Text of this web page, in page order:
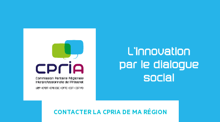
La CPRIA : un espace unique de dialogue
entre représentants des salariés et des
employeurs de l’artisanat (bâtiment,
services, alimentation), dans les entreprises
de moins de 11 salariés.
CONTACTER LA CPRIA DE MA RÉGION